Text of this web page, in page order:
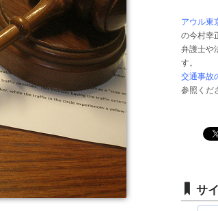
アウル東
の今村幸
弁護士や
す。
交通事故
参照くだ
サ